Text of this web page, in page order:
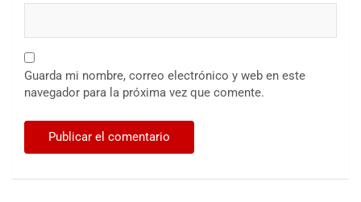
Guarda mi nombre, correo electrónico y web en este
navegador para la próxima vez que comente.